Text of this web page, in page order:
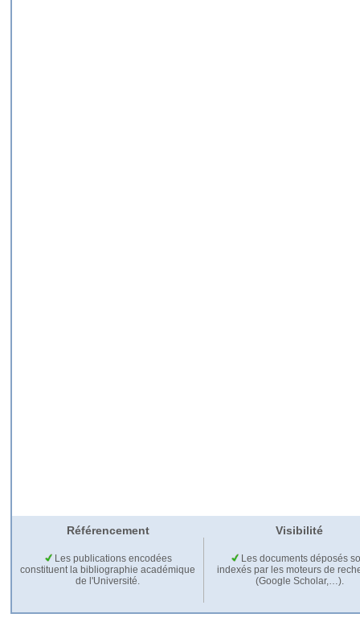
Référencement Visibilité
Les publications encodées
constituent la bibliographie académique
de l'Université.
Les documents déposés
indexés par les moteurs de
(Google Scholar,…).